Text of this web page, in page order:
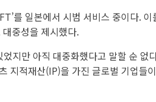
를 일본에서 시범 서비스 중이다.
중성을 제시했다.
지만 아직 대중화했다고 말할 순 없
지적재산(IP)을 가진 글로벌 기업들